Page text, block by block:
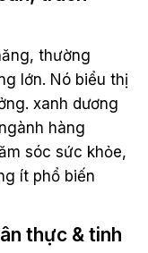
thường
lớn. Nó biểu thị
xanh dương
hàng
sóc sức khỏe,
ít phổ biến
thực & tinh